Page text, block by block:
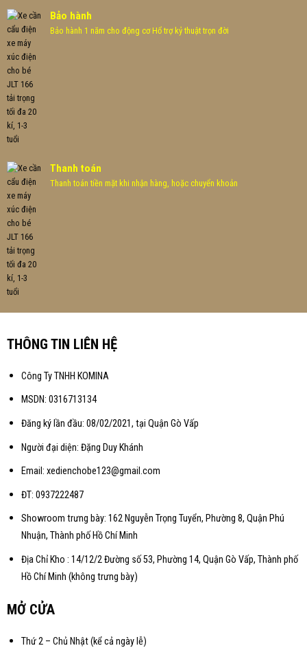
Bảo hành
Bảo hành 1 năm cho động cơ Hổ trợ kỷ thuật trọn đời
Thanh toán
Thanh toán tiền mặt khi nhận hàng, hoặc chuyển khoản
THÔNG TIN LIÊN HỆ
Công Ty TNHH KOMINA
MSDN: 0316713134
Đăng ký lần đầu: 08/02/2021, tại Quận Gò Vấp
Người đại diện: Đặng Duy Khánh
Email: xedienchobe123@gmail.com
ĐT: 0937222487
Showroom trưng bày: 162 Nguyễn Trọng Tuyển, Phường 8, Quận Phú
Nhuận, Thành phố Hồ Chí Minh
Địa Chỉ Kho : 14/12/2 Đường số 53, Phường 14, Quận Gò Vấp, Thành phố
Hồ Chí Minh (không trưng bày)
MỞ CỬA
Thứ 2 – Chủ Nhật (kể cả ngày lễ)